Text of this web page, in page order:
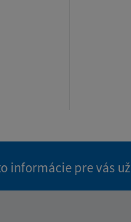
informácie pre vás